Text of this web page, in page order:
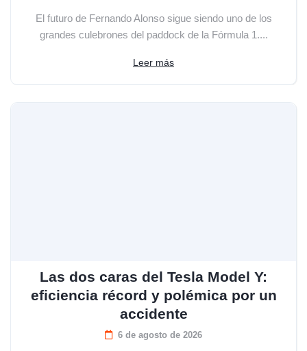
El futuro de Fernando Alonso sigue siendo uno de los
grandes culebrones del paddock de la Fórmula 1....
Leer más
Las dos caras del Tesla Model Y:
eficiencia récord y polémica por un
accidente
6 de agosto de 2026